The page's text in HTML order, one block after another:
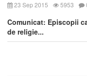
23 Sep 2015 5953
Comunicat: Episcopii
de religie...